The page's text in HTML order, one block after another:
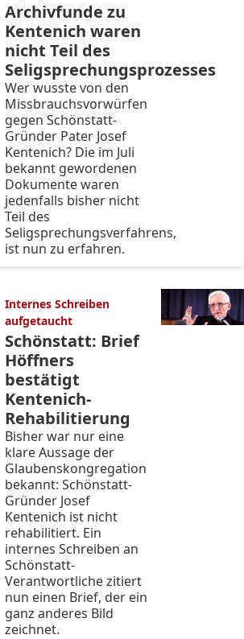
Archivfunde zu
Kentenich waren
nicht Teil des
Seligsprechungsprozesses
Wer wusste von den
Missbrauchsvorwürfen
gegen Schönstatt-
Gründer Pater Josef
Kentenich? Die im Juli
bekannt gewordenen
Dokumente waren
jedenfalls bisher nicht
Teil des
Seligsprechungsverfahrens,
ist nun zu erfahren.
Internes Schreiben
aufgetaucht
Schönstatt: Brief
Höffners
bestätigt
Kentenich-
Rehabilitierung
Bisher war nur eine
klare Aussage der
Glaubenskongregation
bekannt: Schönstatt-
Gründer Josef
Kentenich ist nicht
rehabilitiert. Ein
internes Schreiben an
Schönstatt-
Verantwortliche zitiert
nun einen Brief, der ein
ganz anderes Bild
zeichnet.